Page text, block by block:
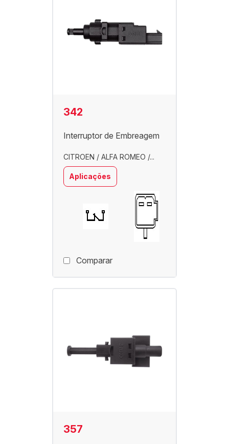
342
Interruptor de Embreagem
CITROEN / ALFA ROMEO /...
Aplicações
Comparar
357